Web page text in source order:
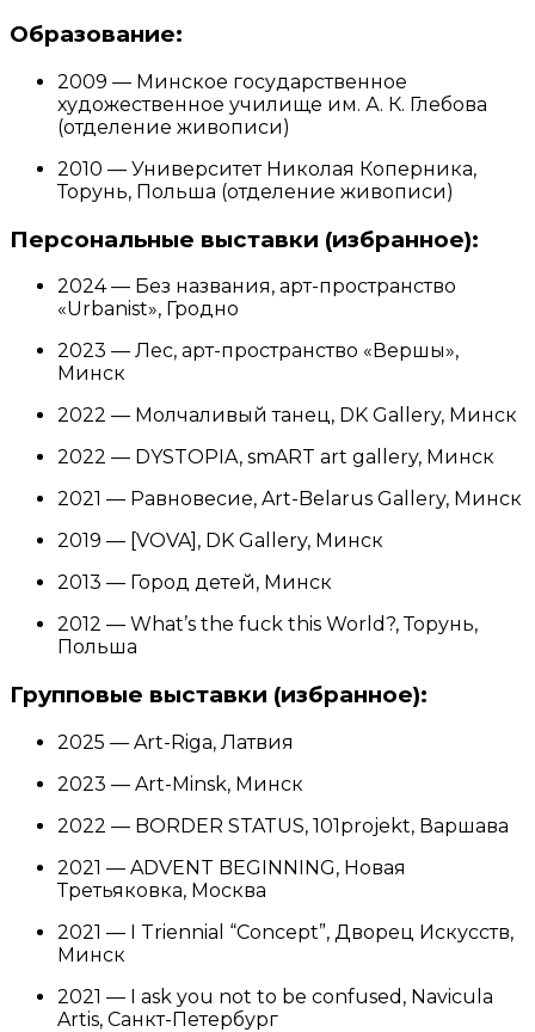
Образование:
2009 — Минское государственное
художественное училище им. А. К. Глебова
(отделение живописи)
2010 — Университет Николая Коперника,
Торунь, Польша (отделение живописи)
Персональные выставки (избранное):
2024 — Без названия, арт-пространство
«Urbanist», Гродно
2023 — Лес, арт-пространство «Вершы»,
Минск
2022 — Молчаливый танец, DK Gallery, Минск
2022 — DYSTOPIA, smART art gallery, Минск
2021 — Равновесие, Art-Belarus Gallery, Минск
2019 — [VOVA], DK Gallery, Минск
2013 — Город детей, Минск
2012 — What’s the fuck this World?, Торунь,
Польша
Групповые выставки (избранное):
2025 — Art-Riga, Латвия
2023 — Art-Minsk, Минск
2022 — BORDER STATUS, 101projekt, Варшава
2021 — ADVENT BEGINNING, Новая
Третьяковка, Москва
2021 — I Triennial “Concept”, Дворец Искусств,
Минск
2021 — I ask you not to be confused, Navicula
Artis, Санкт-Петербург